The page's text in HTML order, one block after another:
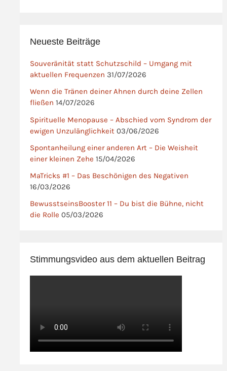
Neueste Beiträge
Souveränität statt Schutzschild – Umgang mit
aktuellen Frequenzen 31/07/2026
Wenn die Tränen deiner Ahnen durch deine Zellen
fließen 14/07/2026
Spirituelle Menopause – Abschied vom Syndrom der
ewigen Unzulänglichkeit 03/06/2026
Spontanheilung einer anderen Art – Die Weisheit
einer kleinen Zehe 15/04/2026
MaTricks #1 – Das Beschönigen des Negativen
16/03/2026
BewusstseinsBooster 11 – Du bist die Bühne, nicht
die Rolle 05/03/2026
Stimmungsvideo aus dem aktuellen Beitrag